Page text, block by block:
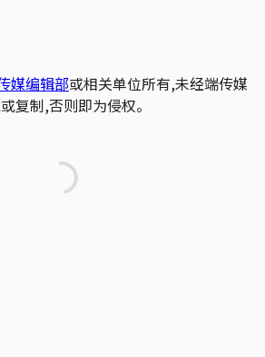
媒编辑部或相关单位所有,未经端传媒
复制,否则即为侵权。